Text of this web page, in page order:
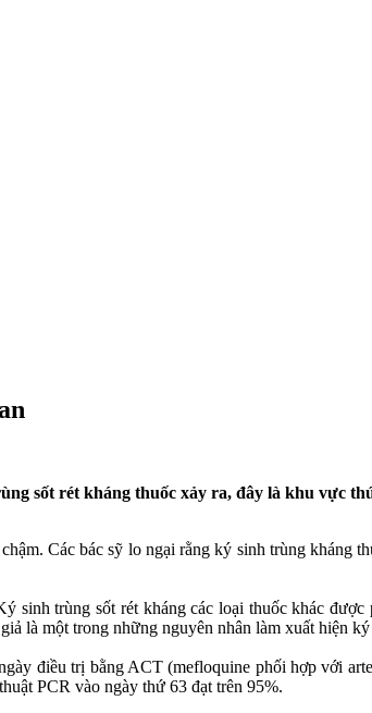
sốt rét kháng thuốc xảy ra, đây là khu vực
Các bác sỹ lo ngại rằng ký sinh trùng kháng
sinh trùng sốt rét kháng các loại thuốc khác
là một trong những nguyên nhân làm xuất hiện
điều trị bằng ACT (mefloquine phối hợp với
PCR vào ngày thứ 63 đạt trên 95%.